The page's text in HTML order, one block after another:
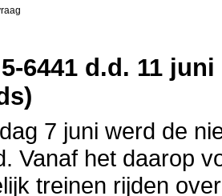
6441 d.d. 11
7 juni werd de
Vanaf het daarop
treinen rijden